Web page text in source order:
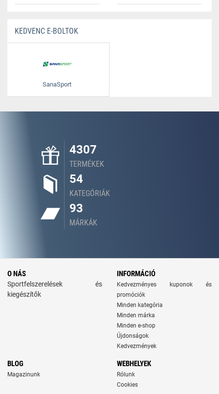
KEDVENC E-BOLTOK
SanaSport
4307
TERMÉKEK
54
KATEGÓRIÁK
93
MÁRKÁK
O NÁS
Sportfelszerelések és
kiegészítők
INFORMÁCIÓ
Kedvezményes kuponok és
promóciók
Minden kategória
Minden márka
Minden e-shop
Újdonságok
Kedvezmények
BLOG
Magazinunk
WEBHELYEK
Rólunk
Cookies